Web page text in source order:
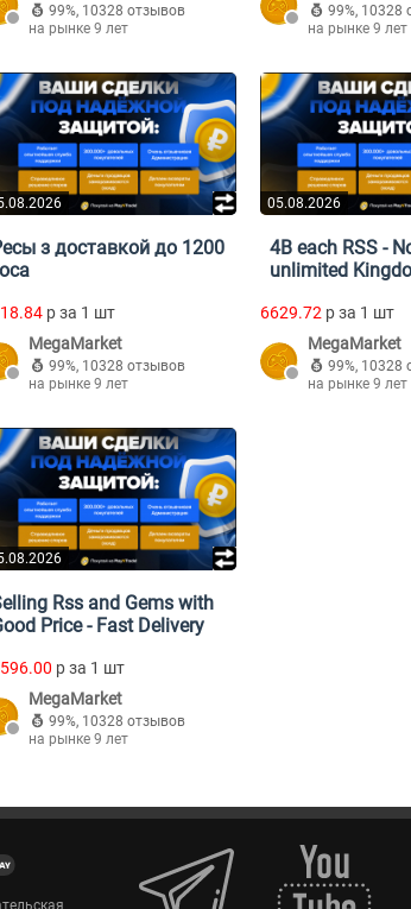
99%, 10328 отзывов
на рынке 9 лет
99%, 10328
на рынке 9 лет
з доставкой до 1200
p за 1 шт
MegaMarket
99%, 10328 отзывов
на рынке 9 лет
05.08.2026
4B each RSS -
unlimited
6629.72 p за 1 шт
MegaMarket
99%, 10328
на рынке 9 лет
Rss and Gems with
Price - Fast Delivery
p за 1 шт
MegaMarket
99%, 10328 отзывов
на рынке 9 лет